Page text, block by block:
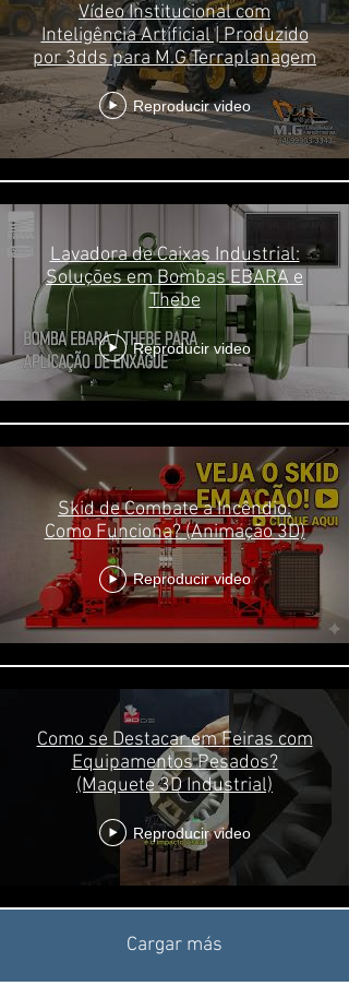
Vídeo Institucional com
Inteligência Artificial | Produzido
por 3dds para M.G Terraplanagem
Reproducir video
Lavadora de Caixas Industrial:
Soluções em Bombas EBARA e
Thebe
Reproducir video
Skid de Combate a Incêndio:
Como Funciona? (Animação 3D)
Reproducir video
Como se Destacar em Feiras com
Equipamentos Pesados?
(Maquete 3D Industrial)
Reproducir video
Cargar más